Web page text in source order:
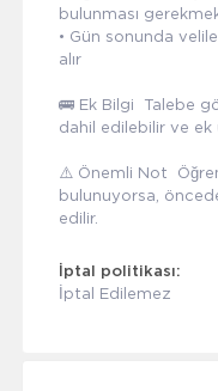
bulunması
• Gün sonunda
alır
🚌 Ek Bilgi Talebe
dahil edilebilir ve
⚠️ Önemli Not
bulunuyorsa,
edilir.
İptal politikası:
İptal Edilemez